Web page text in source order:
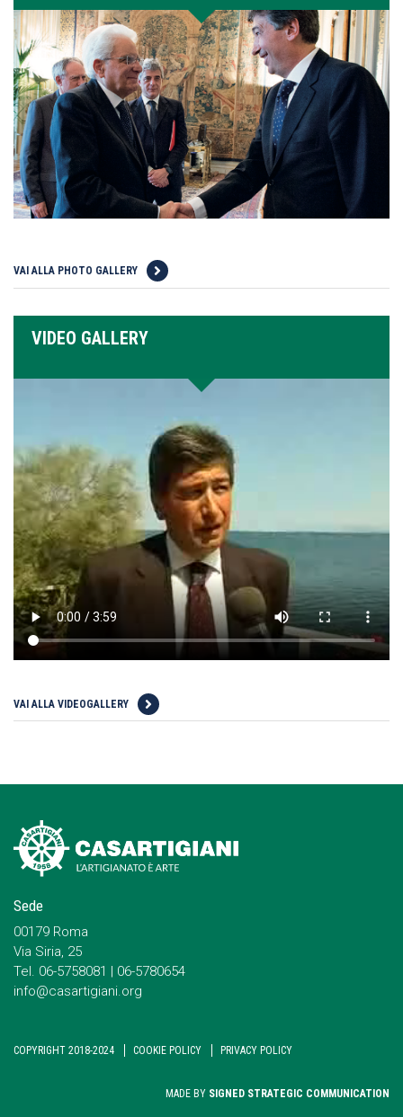
VAI ALLA PHOTO GALLERY
VIDEO GALLERY
VAI ALLA VIDEOGALLERY
Sede
00179 Roma
Via Siria, 25
Tel. 06-5758081 | 06-5780654
info@casartigiani.org
COPYRIGHT 2018-2024 COOKIE POLICY PRIVACY POLICY
MADE BY SIGNED STRATEGIC COMMUNICATION